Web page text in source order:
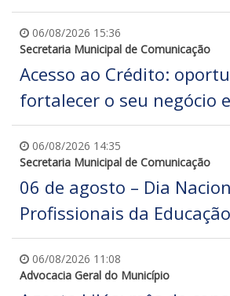
06/08/2026 15:36
Secretaria Municipal de Comunicação
Acesso ao Crédito:
fortalecer o seu negócio
06/08/2026 14:35
Secretaria Municipal de Comunicação
06 de agosto – Dia
Profissionais da Educação
06/08/2026 11:08
Advocacia Geral do Município